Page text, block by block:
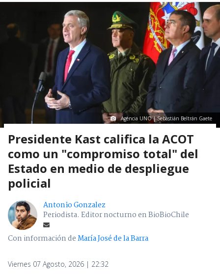
Agencia UNO | Sebastián Beltrán Gaete
Presidente Kast califica la ACOT
como un "compromiso total" del
Estado en medio de despliegue
policial
Antonio Gonzalez
Periodista. Editor nocturno en BioBioChile
Con información deMaría José de la Barra
Viernes 07 Agosto, 2026 | 22:32